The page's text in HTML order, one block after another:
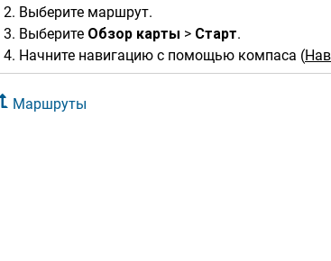
Выберите маршрут.
Выберите Обзор карты > Старт.
Начните навигацию с помощью компаса (
Маршруты